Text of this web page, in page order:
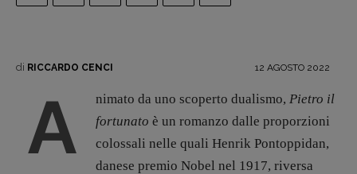
RUBRICHE
Libro & Film
Pulp for kids
Opera prima
di RICCARDO CENCI 12 AGOSTO 2022
A nimato da uno scoperto dualismo, Pietro il
fortunato è un romanzo dalle proporzioni
colossali nelle quali Henrik Pontoppidan,
danese premio Nobel nel 1917, riversa